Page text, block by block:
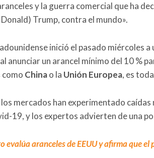
y la guerra comercial que ha
Trump, contra el mundo».
inició el pasado miércoles a
anunciar un arancel mínimo del 10 %
como Chinao la Unión Europea, es
mercados han experimentado caídas
19, y los expertos advierten de una
evalúa aranceles de EEUU y afirma que el